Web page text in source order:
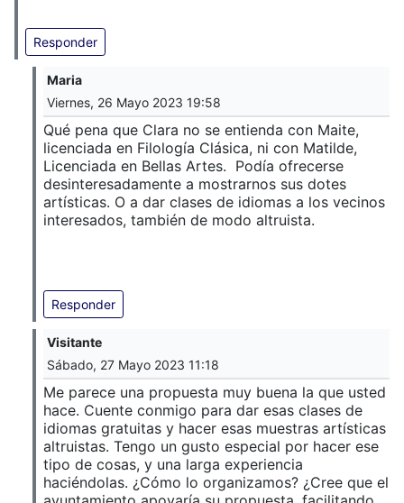
Responder
Maria
Viernes, 26 Mayo 2023 19:58
Qué pena que Clara no se entienda con Maite,
licenciada en Filología Clásica, ni con Matilde,
Licenciada en Bellas Artes. Podía ofrecerse
desinteresadamente a mostrarnos sus dotes
artísticas. O a dar clases de idiomas a los vecinos
interesados, también de modo altruista.
Responder
Visitante
Sábado, 27 Mayo 2023 11:18
Me parece una propuesta muy buena la que usted
hace. Cuente conmigo para dar esas clases de
idiomas gratuitas y hacer esas muestras artísticas
altruistas. Tengo un gusto especial por hacer ese
tipo de cosas, y una larga experiencia
haciéndolas. ¿Cómo lo organizamos? ¿Cree que el